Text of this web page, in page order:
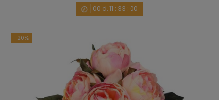
00 d. 11 : 32 : 59
-20%